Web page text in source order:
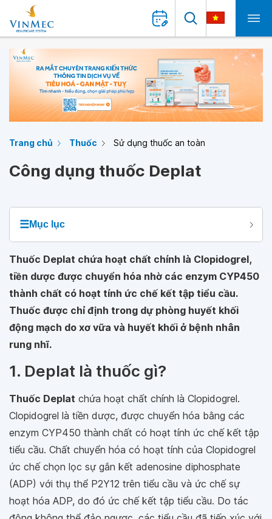
Trang chủ Thuốc Sử dụng thuốc an toàn
Công dụng thuốc Deplat
☰Mục lục
Thuốc Deplat chứa hoạt chất chính là Clopidogrel,
tiền dược được chuyển hóa nhờ các enzym CYP450
thành chất có hoạt tính ức chế kết tập tiểu cầu.
Thuốc được chỉ định trong dự phòng huyết khối
động mạch do xơ vữa và huyết khối ở bệnh nhân
rung nhĩ.
1. Deplat là thuốc gì?
Thuốc Deplat chứa hoạt chất chính là Clopidogrel.
Clopidogrel là tiền dược, được chuyển hóa bằng các
enzym CYP450 thành chất có hoạt tính ức chế kết tập
tiểu cầu. Chất chuyển hóa có hoạt tính của Clopidogrel
ức chế chọn lọc sự gắn kết adenosine diphosphate
(ADP) với thụ thể P2Y12 trên tiểu cầu và ức chế sự
hoạt hóa ADP, do đó ức chế kết tập tiểu cầu. Do tác